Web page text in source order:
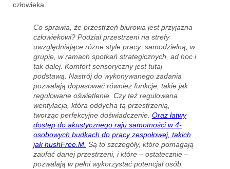
człowieka.
Co sprawia, że przestrzeń biurowa jest przyjazna
człowiekowi? Podział przestrzeni na strefy
uwzględniające różne style pracy: samodzielną, w
grupie, w ramach spotkań strategicznych, ad hoc i
tak dalej. Komfort sensoryczny jest tutaj
podstawą. Nastrój do wykonywanego zadania
pozwalają dopasować również funkcje, takie jak
regulowane oświetlenie. Czy też regulowana
wentylacja, która oddycha tą przestrzenią,
tworząc perfekcyjne doświadczenie. Oraz łatwy
dostęp do akustycznego raju samotności w 4-
osobowych budkach do pracy zespołowej, takich
jak hushFree.M. Są to szczegóły, które pomagają
zaufać danej przestrzeni, i które – ostatecznie –
pozwalają w pełni wykorzystać potencjał osób